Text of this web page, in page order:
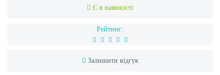
Є в наявності
Рейтинг:
Залишити відгук